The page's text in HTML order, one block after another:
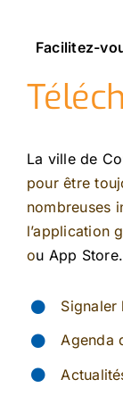
Facilitez-
La ville de
pour être
nombreuses
l’application
ou App Store.
Signaler
Agenda